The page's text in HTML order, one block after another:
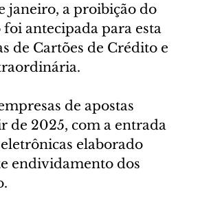
janeiro, a proibição do
antecipada para esta
de Cartões de Crédito e
de apostas
de 2025, com a entrada
elaborado
endividamento dos